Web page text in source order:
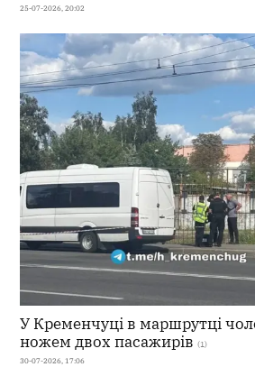
25-07-2026, 20:02
У Кременчуці в маршрутці
ножем двох пасажирів (1)
30-07-2026, 17:06